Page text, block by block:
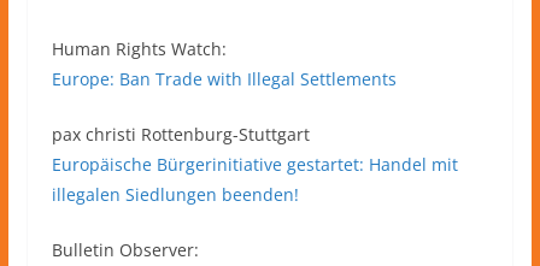
Human Rights Watch:
Europe: Ban Trade with Illegal Settlements
pax christi Rottenburg-Stuttgart
Europäische Bürgerinitiative gestartet: Handel mit
illegalen Siedlungen beenden!
Bulletin Observer: